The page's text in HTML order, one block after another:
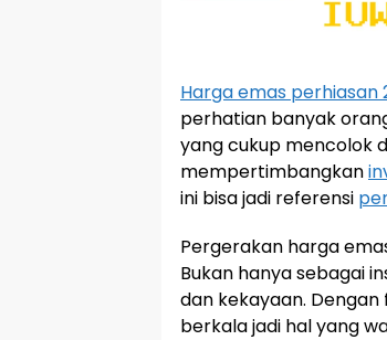
Harga emas perhiasan
perhatian banyak
yang cukup mencolok
mempertimbangkan
ini bisa jadi referensi
Pergerakan harga
Bukan hanya sebagai
dan kekayaan.
berkala jadi hal yang